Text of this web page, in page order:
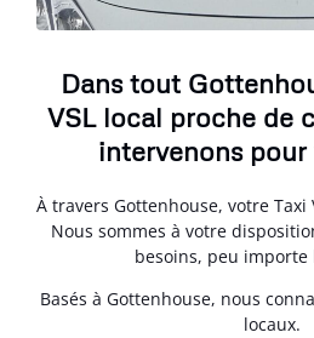
Dans tout
VSL local proche de
intervenons pour
À travers Gottenhouse, votre Taxi
Nous sommes à votre
besoins, peu
Basés à Gottenhouse, nous
locaux.